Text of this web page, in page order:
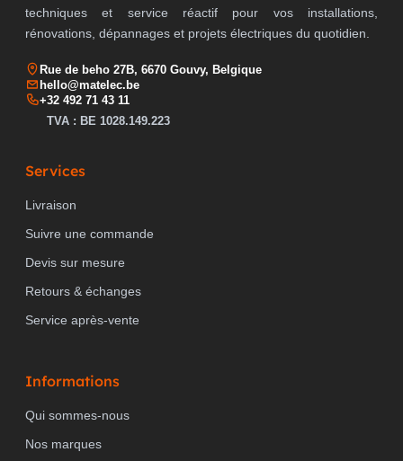
techniques et service réactif pour vos installations,
rénovations, dépannages et projets électriques du quotidien.
Rue de beho 27B, 6670 Gouvy, Belgique
hello@matelec.be
+32 492 71 43 11
TVA : BE 1028.149.223
Services
Livraison
Suivre une commande
Devis sur mesure
Retours & échanges
Service après-vente
Informations
Qui sommes-nous
Nos marques